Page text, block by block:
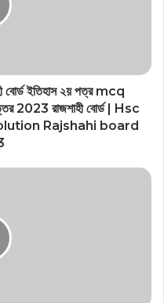
ইতিহাস ২য় পত্র mcq
2023 রাজশাহী বোর্ড | Hsc
Rajshahi board